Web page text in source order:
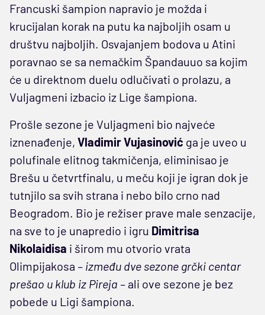
Francuski šampion napravio je možda i
krucijalan korak na putu ka najboljih osam u
društvu najboljih. Osvajanjem bodova u Atini
poravnao se sa nemačkim Špandauuo sa kojim
će u direktnom duelu odlučivati o prolazu, a
Vuljagmeni izbacio iz Lige šampiona.
Prošle sezone je Vuljagmeni bio najveće
iznenađenje, Vladimir Vujasinović ga je uveo u
polufinale elitnog takmičenja, eliminisao je
Brešu u četvrtfinalu, u meču koji je igran dok je
tutnjilo sa svih strana i nebo bilo crno nad
Beogradom. Bio je režiser prave male senzacije,
na sve to je unapredio i igru Dimitrisa
Nikolaidisa i širom mu otvorio vrata
Olimpijakosa – između dve sezone grčki centar
prešao u klub iz Pireja – ali ove sezone je bez
pobede u Ligi šampiona.